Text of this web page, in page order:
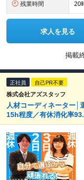
残業時間 20
求人を見る
掲載
正社員 自己PR不要
株式会社アズスタッフ
人材コーディネーター│
15h程度／有休消化率